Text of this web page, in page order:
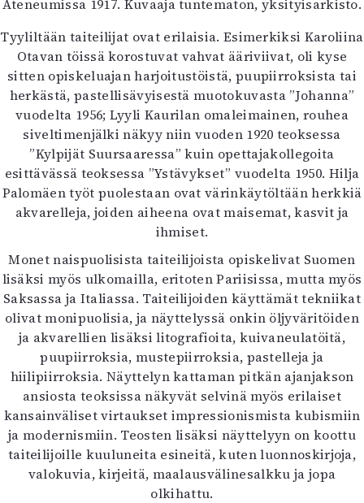
Ateneumissa 1917. Kuvaaja tuntematon, yksityisarkisto.
Tyyliltään taiteilijat ovat erilaisia. Esimerkiksi Karoliina
Otavan töissä korostuvat vahvat ääriviivat, oli kyse
sitten opiskeluajan harjoitustöistä, puupiirroksista tai
herkästä, pastellisävyisestä muotokuvasta ”Johanna”
vuodelta 1956; Lyyli Kaurilan omaleimainen, rouhea
siveltimenjälki näkyy niin vuoden 1920 teoksessa
”Kylpijät Suursaaressa” kuin opettajakollegoita
esittävässä teoksessa ”Ystävykset” vuodelta 1950. Hilja
Palomäen työt puolestaan ovat värinkäytöltään herkkiä
akvarelleja, joiden aiheena ovat maisemat, kasvit ja
ihmiset.
Monet naispuolisista taiteilijoista opiskelivat Suomen
lisäksi myös ulkomailla, eritoten Pariisissa, mutta myös
Saksassa ja Italiassa. Taiteilijoiden käyttämät tekniikat
olivat monipuolisia, ja näyttelyssä onkin öljyväritöiden
ja akvarellien lisäksi litografioita, kuivaneulatöitä,
puupiirroksia, mustepiirroksia, pastelleja ja
hiilipiirroksia. Näyttelyn kattaman pitkän ajanjakson
ansiosta teoksissa näkyvät selvinä myös erilaiset
kansainväliset virtaukset impressionismista kubismiin
ja modernismiin. Teosten lisäksi näyttelyyn on koottu
taiteilijoille kuuluneita esineitä, kuten luonnoskirjoja,
valokuvia, kirjeitä, maalausvälinesalkku ja jopa
olkihattu.